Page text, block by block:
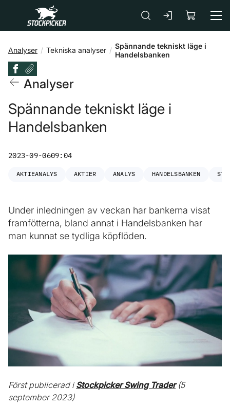
Gå till huvudinnehåll
Analyser Tekniska analyser
Spännande tekniskt läge i
Handelsbanken
Analyser
Spännande tekniskt läge i
Handelsbanken
2023-09-0609:04
AKTIEANALYS AKTIER ANALYS HANDELSBANKEN
Under inledningen av veckan har bankerna visat
framfötterna, bland annat i Handelsbanken har
man kunnat se tydliga köpflöden.
Först publicerad iStockpicker Swing Trader(5
september 2023)